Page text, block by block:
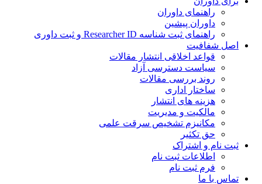
راهنمای داوران
داوران پیشین
راهنمای ثبت شناسه Researcher ID و ثبت داوری
شفافیت
قواعد اخلاقی انتشار مقالات
سیاست دسترسی آزاد
روند بررسی مقالات
ساختار اداری
هزینه های انتشار
مالکیت و مدیریت
ﻣﮑﺎﻧﯿﺰم ﺗﺸﺨﯿﺺ ﺳﺮﻗﺖ ﻋﻠﻤﯽ
حق تکثیر
نام و اشتراک
اطلاعات ثبت نام
فرم ثبت نام
با ما